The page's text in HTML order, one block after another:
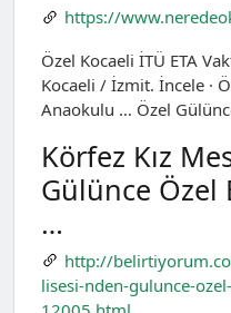
https://
Özel Kocaeli İTÜ ETA
Kocaeli / İzmit. İncele ·
Anaokulu … Özel
Körfez Kız
Gülünce
…
http://
lisesi-nden-gulunce-